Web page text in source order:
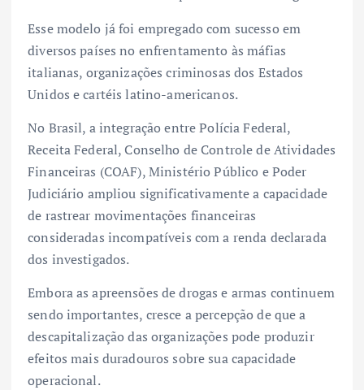
Esse modelo já foi empregado com sucesso em
diversos países no enfrentamento às máfias
italianas, organizações criminosas dos Estados
Unidos e cartéis latino-americanos.
No Brasil, a integração entre Polícia Federal,
Receita Federal, Conselho de Controle de Atividades
Financeiras (COAF), Ministério Público e Poder
Judiciário ampliou significativamente a capacidade
de rastrear movimentações financeiras
consideradas incompatíveis com a renda declarada
dos investigados.
Embora as apreensões de drogas e armas continuem
sendo importantes, cresce a percepção de que a
descapitalização das organizações pode produzir
efeitos mais duradouros sobre sua capacidade
operacional.